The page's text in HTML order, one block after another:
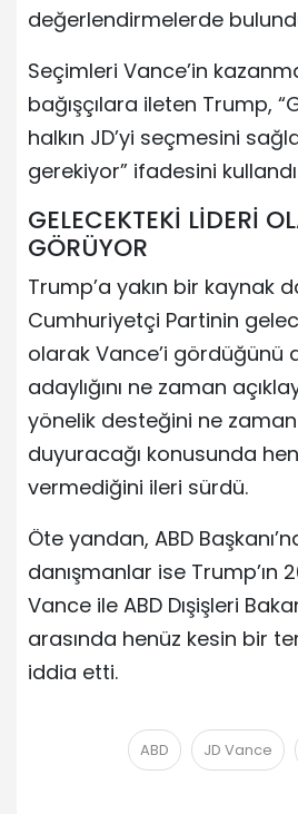
değerlendirmelerde
Seçimleri Vance’in
bağışçılara ileten Trump,
halkın JD’yi seçmesini
gerekiyor” ifadesini
GELECEKTEKİ LİDERİ
GÖRÜYOR
Trump’a yakın bir kaynak
Cumhuriyetçi Partinin
olarak Vance’i gördüğünü
adaylığını ne zaman
yönelik desteğini ne
duyuracağı konusunda
vermediğini ileri sürdü.
Öte yandan, ABD
danışmanlar ise Trump’ın
Vance ile ABD Dışişleri
arasında henüz kesin bir
iddia etti.
ABD JD Vance